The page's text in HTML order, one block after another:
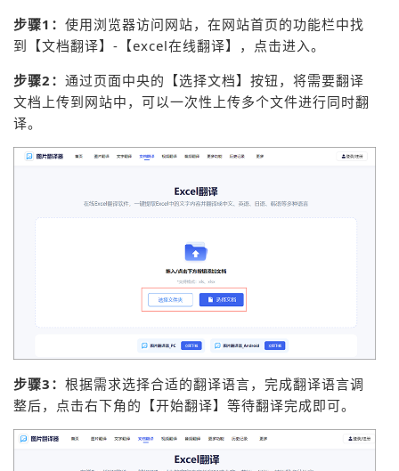
步骤1： 使用浏览器访问网站，在网站首页的功能栏中找
到【文档翻译】-【excel在线翻译】，点击进入。
步骤2： 通过页面中央的【选择文档】按钮，将需要翻译
文档上传到网站中，可以一次性上传多个文件进行同时翻
译。
步骤3： 根据需求选择合适的翻译语言，完成翻译语言调
整后，点击右下角的【开始翻译】等待翻译完成即可。